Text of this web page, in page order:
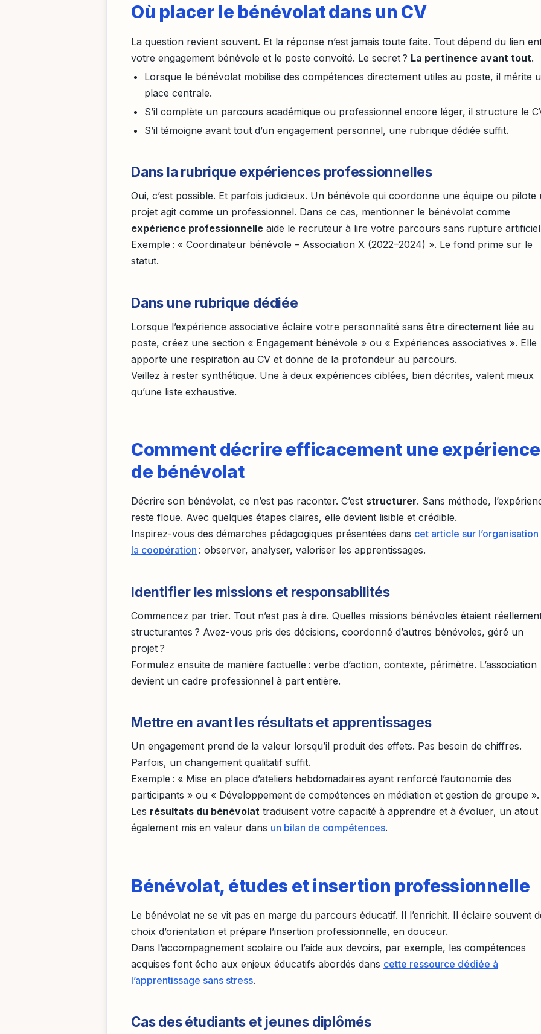
Où placer le bénévolat dans un CV
La question revient souvent. Et la réponse n’est jamais toute faite. Tout dépend du lien
votre engagement bénévole et le poste convoité. Le secret ? La pertinence avant tout.
Lorsque le bénévolat mobilise des compétences directement utiles au poste, il mérite
place centrale.
S’il complète un parcours académique ou professionnel encore léger, il structure le
S’il témoigne avant tout d’un engagement personnel, une rubrique dédiée suffit.
Dans la rubrique expériences professionnelles
Oui, c’est possible. Et parfois judicieux. Un bénévole qui coordonne une équipe ou pilote
projet agit comme un professionnel. Dans ce cas, mentionner le bénévolat comme
expérience professionnelle aide le recruteur à lire votre parcours sans rupture
Exemple : « Coordinateur bénévole – Association X (2022–2024) ». Le fond prime sur le
statut.
Dans une rubrique dédiée
Lorsque l’expérience associative éclaire votre personnalité sans être directement liée au
poste, créez une section « Engagement bénévole » ou « Expériences associatives ». Elle
apporte une respiration au CV et donne de la profondeur au parcours.
Veillez à rester synthétique. Une à deux expériences ciblées, bien décrites, valent mieux
qu’une liste exhaustive.
Comment décrire efficacement une expérience
de bénévolat
Décrire son bénévolat, ce n’est pas raconter. C’est structurer. Sans méthode,
reste floue. Avec quelques étapes claires, elle devient lisible et crédible.
Inspirez-vous des démarches pédagogiques présentées dans cet article sur
la coopération : observer, analyser, valoriser les apprentissages.
Identifier les missions et responsabilités
Commencez par trier. Tout n’est pas à dire. Quelles missions bénévoles étaient
structurantes ? Avez-vous pris des décisions, coordonné d’autres bénévoles, géré un
projet ?
Formulez ensuite de manière factuelle : verbe d’action, contexte, périmètre. L’association
devient un cadre professionnel à part entière.
Mettre en avant les résultats et apprentissages
Un engagement prend de la valeur lorsqu’il produit des effets. Pas besoin de chiffres.
Parfois, un changement qualitatif suffit.
Exemple : « Mise en place d’ateliers hebdomadaires ayant renforcé l’autonomie des
participants » ou « Développement de compétences en médiation et gestion de groupe ».
Les résultats du bénévolat traduisent votre capacité à apprendre et à évoluer, un atout
également mis en valeur dans un bilan de compétences.
Bénévolat, études et insertion professionnelle
Le bénévolat ne se vit pas en marge du parcours éducatif. Il l’enrichit. Il éclaire souvent
choix d’orientation et prépare l’insertion professionnelle, en douceur.
Dans l’accompagnement scolaire ou l’aide aux devoirs, par exemple, les compétences
acquises font écho aux enjeux éducatifs abordés dans cette ressource dédiée à
l’apprentissage sans stress.
Cas des étudiants et jeunes diplômés